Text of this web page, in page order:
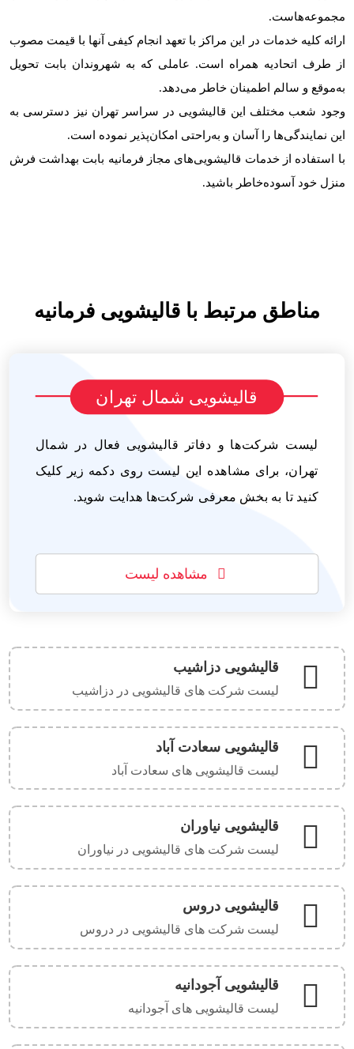
مجموعه‌هاست.
ارائه کلیه خدمات در این مراکز با تعهد انجام کیفی آنها با قیمت مصوب
از طرف اتحادیه همراه است. عاملی که به شهروندان بابت تحویل
به‌موقع و سالم اطمینان خاطر می‌دهد.
وجود شعب مختلف این قالیشویی در سراسر تهران نیز دسترسی به
این نمایندگی‌ها را آسان و به‌راحتی امکان‌پذیر نموده است.
با استفاده از خدمات قالیشویی‌های مجاز فرمانیه بابت بهداشت فرش
منزل خود آسوده‌خاطر باشید.
مناطق مرتبط با قالیشویی فرمانیه
قالیشویی شمال تهران
لیست شرکت‌ها و دفاتر قالیشویی فعال در شمال
تهران، برای مشاهده این لیست روی دکمه زیر کلیک
کنید تا به بخش معرفی شرکت‌ها هدایت شوید.
مشاهده لیست
قالیشویی دزاشیب
لیست شرکت های قالیشویی در دزاشیب
قالیشویی سعادت آباد
لیست قالیشویی های سعادت آباد
قالیشویی نیاوران
لیست شرکت های قالیشویی در نیاوران
قالیشویی دروس
لیست شرکت های قالیشویی در دروس
قالیشویی آجودانیه
لیست قالیشویی های آجودانیه